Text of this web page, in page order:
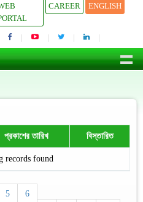
CAREER ENGLISH
প্রকাশের তারিখ বিস্তারিত
records found
5
6